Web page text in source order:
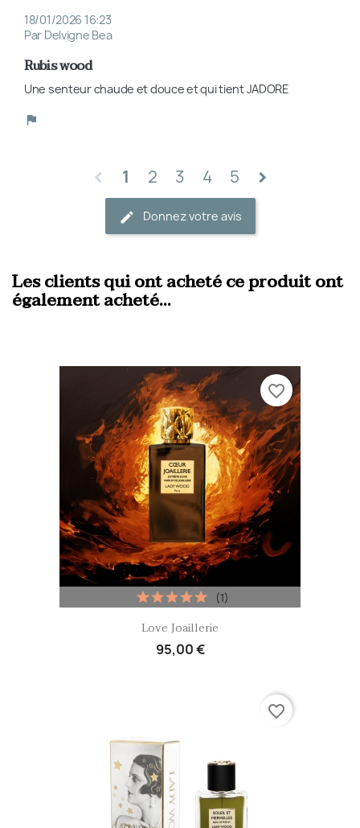
18/01/2026 16:23
Par Delvigne Bea
Rubis wood
Une senteur chaude et douce et qui tient JADORE
1 2 3 4 5
Donnez votre avis
Les clients qui ont acheté ce produit ont
également acheté...
Aperçu rapide
Love Joaillerie
95,00 €
(1)
favorite_border
favorite_border